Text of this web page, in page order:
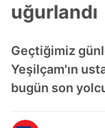
uğurlandı
Geçtiğimiz
Yeşilçam'ın
bugün son